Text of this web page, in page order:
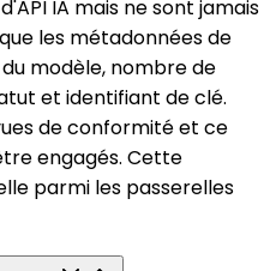
IA mais ne sont jamais
les métadonnées de
modèle, nombre de
et identifiant de clé.
de conformité et ce
engagés. Cette
parmi les passerelles